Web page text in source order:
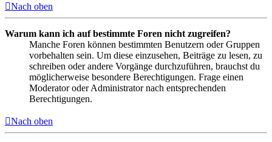
Nach oben
Warum kann ich auf bestimmte Foren nicht zugreifen?
Manche Foren können bestimmten Benutzern oder Gruppen
vorbehalten sein. Um diese einzusehen, Beiträge zu lesen, zu
schreiben oder andere Vorgänge durchzuführen, brauchst du
möglicherweise besondere Berechtigungen. Frage einen
Moderator oder Administrator nach entsprechenden
Berechtigungen.
Nach oben